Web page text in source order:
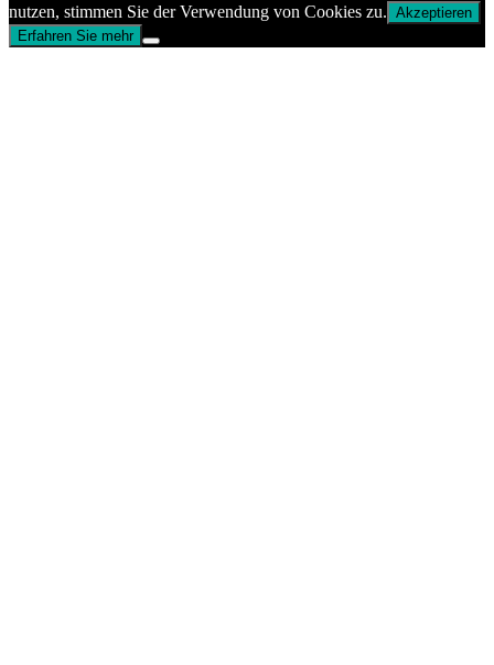
nutzen, stimmen Sie der Verwendung von Cookies zu. Akzeptieren
Erfahren Sie mehr